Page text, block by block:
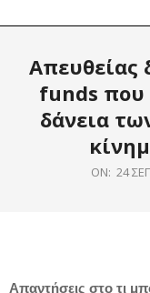
Navigation
Απευθείας
funds που
δάνεια
ON: 24
Απαντήσεις στο τι